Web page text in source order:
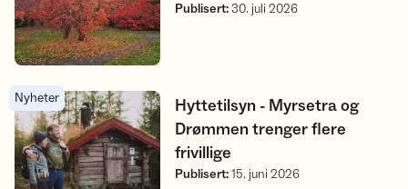
Publisert:30. juli 2026
Hyttetilsyn - Myrsetra og Drømmen trenger flere frivillige
Nyheter
Publisert:15. juni 2026
Hyttetilsyn - Myrsetra og
Drømmen trenger flere
frivillige